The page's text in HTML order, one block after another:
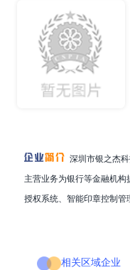
深圳市银之杰
主营业务为银行等金融机
授权系统、智能印章控制管
相关区域企业